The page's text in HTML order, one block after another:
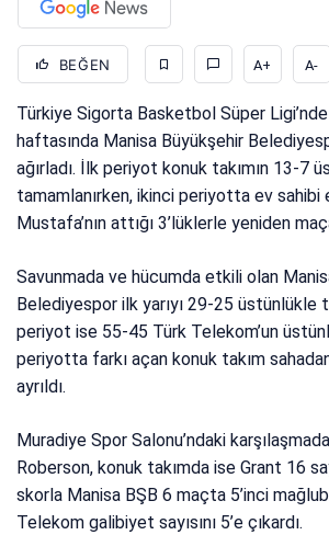
BEĞEN A+ A-
Türkiye Sigorta Basketbol Süper Ligi’nde
haftasında Manisa Büyükşehir
ağırladı. İlk periyot konuk takımın 13-7
tamamlanırken, ikinci periyotta ev sahibi
Mustafa’nın attığı 3’lüklerle yeniden
Savunmada ve hücumda etkili olan
Belediyespor ilk yarıyı 29-25 üstünlükle
periyot ise 55-45 Türk Telekom’un
periyotta farkı açan konuk takım
ayrıldı.
Muradiye Spor Salonu’ndaki
Roberson, konuk takımda ise Grant 16
skorla Manisa BŞB 6 maçta 5’inci
Telekom galibiyet sayısını 5’e çıkardı.